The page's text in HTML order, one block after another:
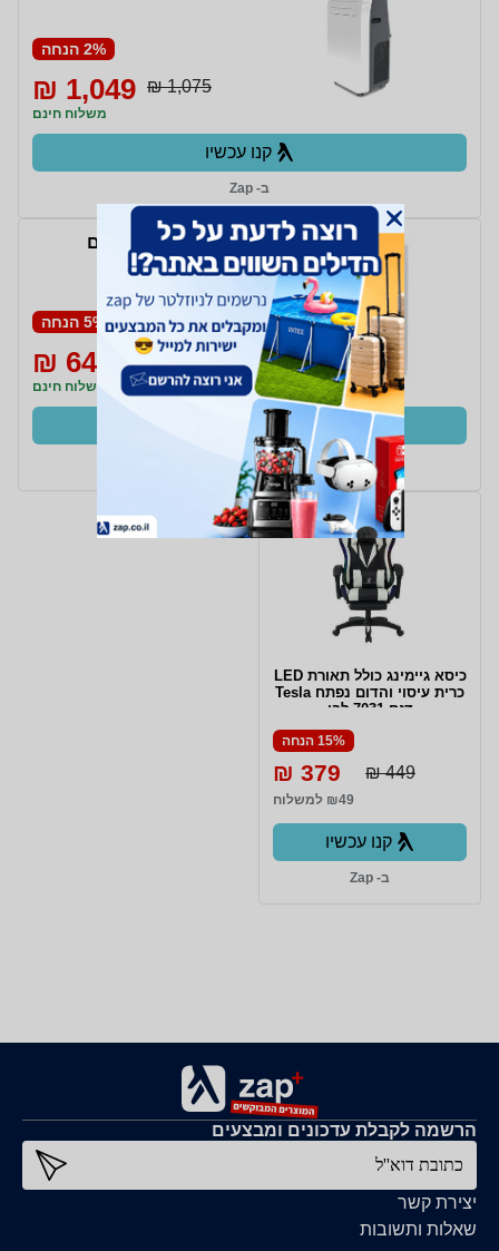
2% הנחה
1,075 ₪
1,049 ₪
משלוח חינם
קנו עכשיו
ב- Zap
מתקן מים הדס דגם
פרימיום לבן
5% הנחה
690 ₪
649 ₪
משלוח חינם
קנו עכשיו
ב- Zap
כיסא גיימינג כולל תאורת LED
כרית עיסוי והדום נפתח Tesla
דגם 7031 לבן
15% הנחה
449 ₪
379 ₪
₪49 למשלוח
קנו עכשיו
ב- Zap
יצירת קשר
שאלות ותשובות
הרשמה לקבלת עדכונים ומבצעים
כתובת דוא''ל